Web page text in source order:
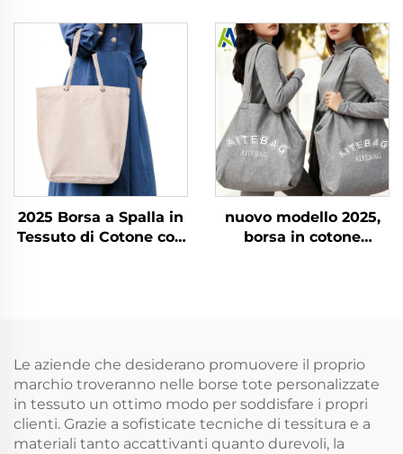
personalizzato,
chiusura con cerniera,
manico a spalla, stile
moda, taglia media
per spiaggia e spesa
Personalizzati
Economici
Promozionali Borsa a
Spalla in Cotone per la
Spiaggia Estiva
2025 Borsa a Spalla in
Tessuto di Cotone con
Commercio
Internazionale
nuovo modello 2025,
borsa in cotone
borsa pesante a spalla
Le aziende che desiderano promuovere il proprio
marchio troveranno nelle borse tote personalizzate
in tessuto un ottimo modo per soddisfare i propri
clienti. Grazie a sofisticate tecniche di tessitura e a
materiali tanto accattivanti quanto durevoli, la